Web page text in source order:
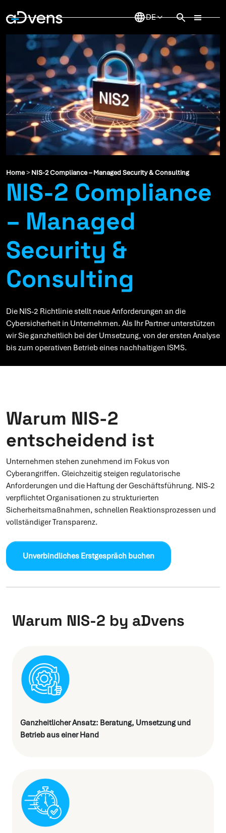
Inhalt
Home> NIS-2 Compliance – Managed Security & Consulting
NIS-2 Compliance
– Managed
Security &
Consulting
Die NIS-2 Richtlinie stellt neue Anforderungen an die
Cybersicherheit in Unternehmen. Als Ihr Partner unterstützen
wir Sie ganzheitlich bei der Umsetzung, von der ersten Analyse
bis zum operativen Betrieb eines nachhaltigen ISMS.
Warum NIS-2
entscheidend ist
Unternehmen stehen zunehmend im Fokus von
Cyberangriffen. Gleichzeitig steigen regulatorische
Anforderungen und die Haftung der Geschäftsführung. NIS-2
verpflichtet Organisationen zu strukturierten
Sicherheitsmaßnahmen, schnellen Reaktionsprozessen und
vollständiger Transparenz.
Unverbindliches Erstgespräch buchen
Warum NIS-2 by aDvens
Ganzheitlicher Ansatz: Beratung, Umsetzung und
Betrieb aus einer Hand